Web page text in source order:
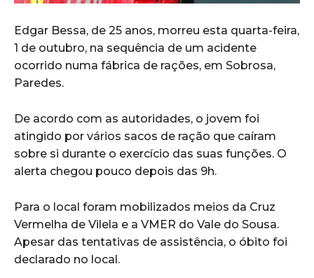
Edgar Bessa, de 25 anos, morreu esta quarta-feira,
1 de outubro, na sequência de um acidente
ocorrido numa fábrica de rações, em Sobrosa,
Paredes.
De acordo com as autoridades, o jovem foi
atingido por vários sacos de ração que caíram
sobre si durante o exercício das suas funções. O
alerta chegou pouco depois das 9h.
Para o local foram mobilizados meios da Cruz
Vermelha de Vilela e a VMER do Vale do Sousa.
Apesar das tentativas de assistência, o óbito foi
declarado no local.